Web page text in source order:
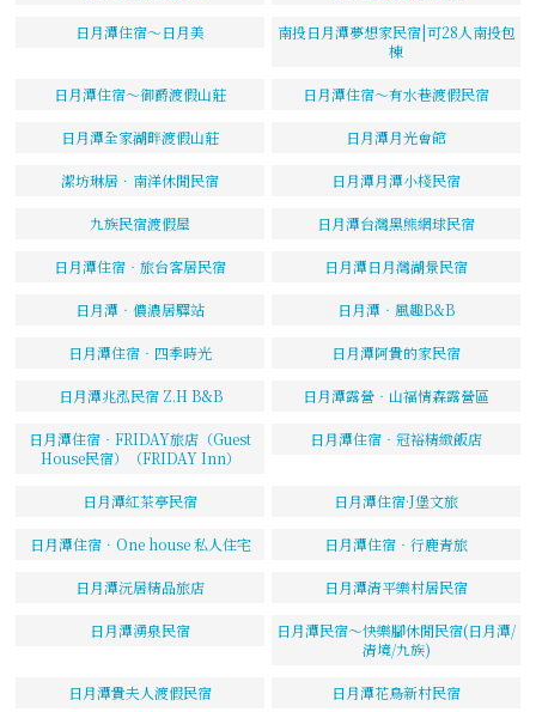
日月潭住宿～日月美
南投日月潭夢想家民宿|可28人南投包
棟
日月潭住宿～御爵渡假山莊 日月潭住宿～有水巷渡假民宿
日月潭全家湖畔渡假山莊 日月潭月光會館
潔坊琳居．南洋休閒民宿 日月潭月潭小棧民宿
九族民宿渡假屋 日月潭台灣黑熊網球民宿
日月潭住宿‧旅台客居民宿 日月潭日月灣湖景民宿
日月潭‧儂濃居驛站 日月潭‧風趣B&B
日月潭住宿‧四季時光 日月潭阿貴的家民宿
日月潭兆泓民宿 Z.H B&B 日月潭露營‧山福情森露營區
日月潭住宿‧FRIDAY旅店（Guest
House民宿）（FRIDAY Inn）
日月潭住宿‧冠裕精緻飯店
日月潭紅茶亭民宿 日月潭住宿·J堡文旅
日月潭住宿．One house 私人住宅 日月潭住宿‧行鹿青旅
日月潭沅居精品旅店 日月潭清平樂村居民宿
日月潭湧泉民宿
日月潭民宿～快樂腳休閒民宿(日月潭/
清境/九族)
日月潭貴夫人渡假民宿 日月潭花鳥新村民宿